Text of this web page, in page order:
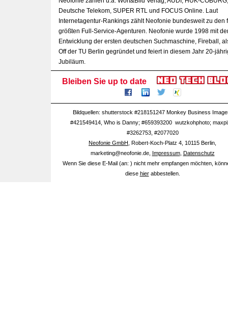
Deutsche Telekom, SUPER RTL und FOCUS Online. Laut
Internetagentur-Rankings zählt Neofonie bundesweit zu den
größten Full-Service-Agenturen. Neofonie wurde 1998 mit
Entwicklung der ersten deutschen Suchmaschine, Fireball,
Off der TU Berlin gegründet und feiert in diesem Jahr 20-
Jubiläum.
Bleiben Sie up to date
Bildquellen: shutterstock #218151247 Monkey Business
#421549414, Who is Danny; #659393200 wutzkohphoto;
#3262753, #2077020
Neofonie GmbH , Robert-Koch-Platz 4, 10115 Berlin,
marketing@neofonie.de, Impressum, Datenschutz
Wenn Sie diese E-Mail (an: ) nicht mehr empfangen möchten,
diese hierabbestellen.